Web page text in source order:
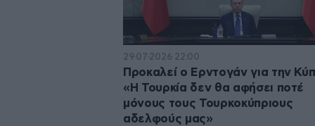
29·07·2026 22:00
Προκαλεί ο Ερντογάν για την
«Η Τουρκία δεν θα αφήσει ποτέ
μόνους τους Τουρκοκύπριους
αδελφούς μας»